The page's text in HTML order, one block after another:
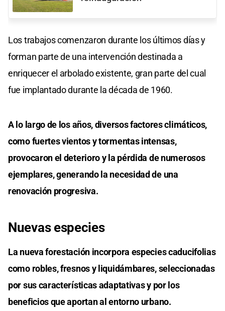
Los trabajos comenzaron durante los últimos días y
forman parte de una intervención destinada a
enriquecer el arbolado existente, gran parte del cual
fue implantado durante la década de 1960.
A lo largo de los años, diversos factores climáticos,
como fuertes vientos y tormentas intensas,
provocaron el deterioro y la pérdida de numerosos
ejemplares, generando la necesidad de una
renovación progresiva.
Nuevas especies
La nueva forestación incorpora especies caducifolias
como robles, fresnos y liquidámbares, seleccionadas
por sus características adaptativas y por los
beneficios que aportan al entorno urbano.